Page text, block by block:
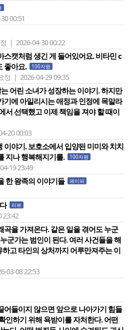
00:51
| 2026-04-30 00:22
스캣처럼 생긴 게 들어있어요. 비타민 c
좋아요.
100자평
정 | 2026-04-29 09:35
어린 소녀가 성장하는 이야기. 하지만
기에 아일리시는 애정과 인정에 목말라
서 선택했고 이제 책임을 져야 할 때이
20 00:03
이야기. 보호소에서 입양된 미미와 치치
지나 행복해지기를.
100자평
19 23:49
한 왕족의 이야기들 페이퍼
리뷰
23:42
곡을 가져온다. 같은 일을 겪어도 누군
군가는 범인이 된다. 여러 사건들을 해
고 타인의 상처까지 어루만져주는 이
03-08 22:53
어들이지 않으면 앞으로 나아가기 힘들
인하기 위해 욕받이를 자처한다. 어떤